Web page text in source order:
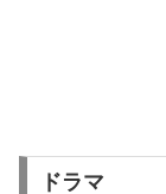
ドラマ